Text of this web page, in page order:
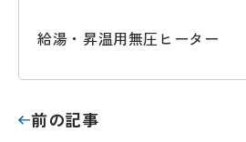
給湯・昇温用無圧ヒーター
前の記事